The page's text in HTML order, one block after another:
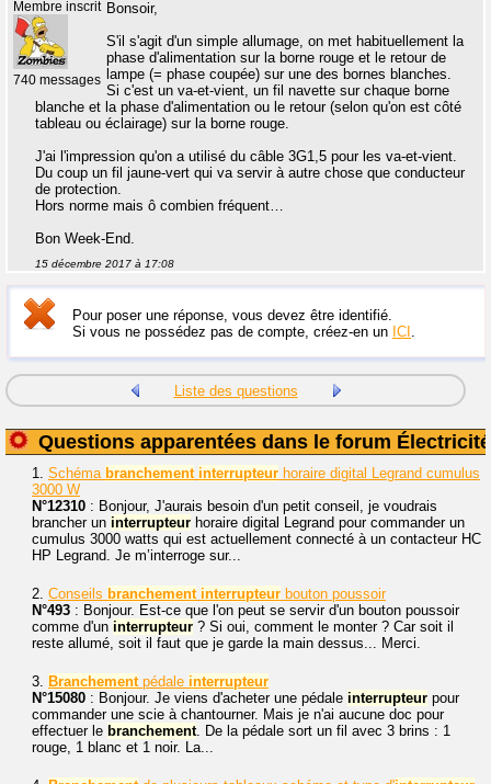
Membre inscrit
740 messages
Bonsoir,
S'il s'agit d'un simple allumage, on met habituellement la
phase d'alimentation sur la borne rouge et le retour de
lampe (= phase coupée) sur une des bornes blanches.
Si c'est un va-et-vient, un fil navette sur chaque borne
blanche et la phase d'alimentation ou le retour (selon qu'on est côté
tableau ou éclairage) sur la borne rouge.
J'ai l'impression qu'on a utilisé du câble 3G1,5 pour les va-et-vient.
Du coup un fil jaune-vert qui va servir à autre chose que conducteur
de protection.
Hors norme mais ô combien fréquent…
Bon Week-End.
15 décembre 2017 à 17:08
Pour poser une réponse, vous devez être identifié.
Si vous ne possédez pas de compte, créez-en un ICI .
Liste des questions
Questions apparentées dans le forum Électricité
1. Schéma branchement interrupteur horaire digital Legrand cumulus
3000 W
N°12310 : Bonjour, J'aurais besoin d'un petit conseil, je voudrais
brancher un interrupteur horaire digital Legrand pour commander un
cumulus 3000 watts qui est actuellement connecté à un contacteur HC
HP Legrand. Je m’interroge sur...
2. Conseils branchement interrupteur bouton poussoir
N°493 : Bonjour. Est-ce que l'on peut se servir d'un bouton poussoir
comme d'un interrupteur ? Si oui, comment le monter ? Car soit il
reste allumé, soit il faut que je garde la main dessus... Merci.
3. Branchementpédale interrupteur
N°15080 : Bonjour. Je viens d'acheter une pédale interrupteur pour
commander une scie à chantourner. Mais je n'ai aucune doc pour
effectuer le branchement. De la pédale sort un fil avec 3 brins : 1
rouge, 1 blanc et 1 noir. La...